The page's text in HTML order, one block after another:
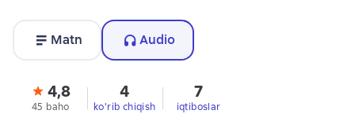
Matn Audio
4,8
45 baho
4
ko'rib chiqish
7
iqtiboslar